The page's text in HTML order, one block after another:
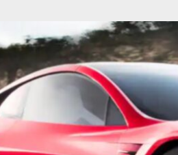
「香港車仔展2026」再嚟喇
汽車模
08 ] 新加坡組屋區輕型商用車停車場減租
08 ] UBER 香港七宗罪之「第七宗罪」一切
28 ]
UBER 香港七宗罪之「第六宗罪」愛回
交通評論
28 ]
UBER 香港七宗罪之「第五宗罪」金鋼